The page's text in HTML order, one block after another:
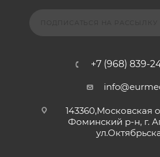
+7 (968) 839-
143360,Московская
Фоминский р-н, г.